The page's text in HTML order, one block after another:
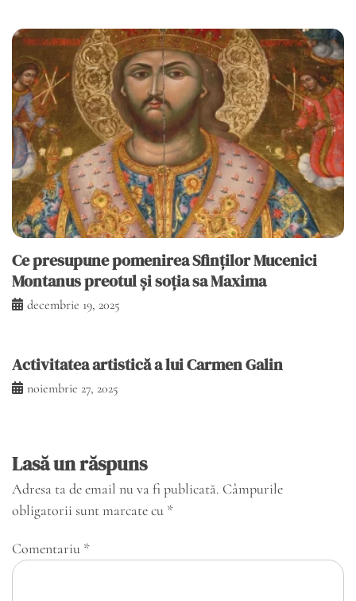
Ce presupune pomenirea Sfinţilor Mucenici
Montanus preotul şi soţia sa Maxima
decembrie 19, 2025
Activitatea artistică a lui Carmen Galin
noiembrie 27, 2025
Lasă un răspuns
Adresa ta de email nu va fi publicată. Câmpurile
obligatorii sunt marcate cu *
Comentariu *